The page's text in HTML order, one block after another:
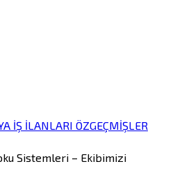
İŞ İLANLARI ÖZGEÇMİŞLER
Sistemleri – Ekibimizi